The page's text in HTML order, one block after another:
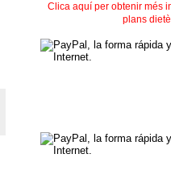
Clica aquí per obtenir més
plans